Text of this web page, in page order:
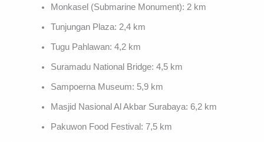
Monkasel (Submarine Monument): 2 km
Tunjungan Plaza: 2,4 km
Tugu Pahlawan: 4,2 km
Suramadu National Bridge: 4,5 km
Sampoerna Museum: 5,9 km
Masjid Nasional Al Akbar Surabaya: 6,2 km
Pakuwon Food Festival: 7,5 km